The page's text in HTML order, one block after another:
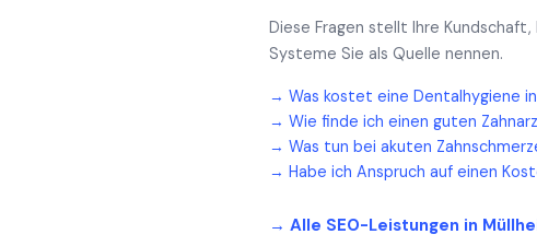
Diese Fragen stellt Ihre
Systeme Sie als Quelle nennen.
→ Was kostet eine Dentalhygiene
→ Wie finde ich einen guten
→ Was tun bei akuten
→ Habe ich Anspruch auf einen
→ Alle SEO-Leistungen in